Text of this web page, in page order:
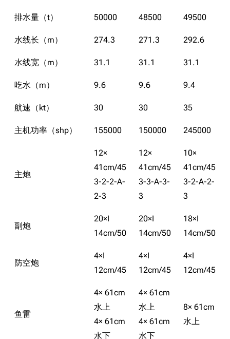
排水量（t） 50000 48500 49500
水线长（m） 274.3 271.3 292.6
水线宽（m） 31.1 31.1 31.1
吃水（m） 9.6 9.6 9.4
航速（kt） 30 30 35
主机功率（shp） 155000 150000 245000
主炮
12×
41cm/45
3-2-2-A-
2-3
12×
41cm/45
3-3-A-3-
3
10×
41cm/45
3-2-A-2-
3
副炮
20×I
14cm/50
20×I
14cm/50
18×I
14cm/50
防空炮
4×I
12cm/45
4×I
12cm/45
4×I
12cm/45
鱼雷
4× 61cm
水上
4× 61cm
水下
4× 61cm
水上
4× 61cm
水下
8× 61cm
水上